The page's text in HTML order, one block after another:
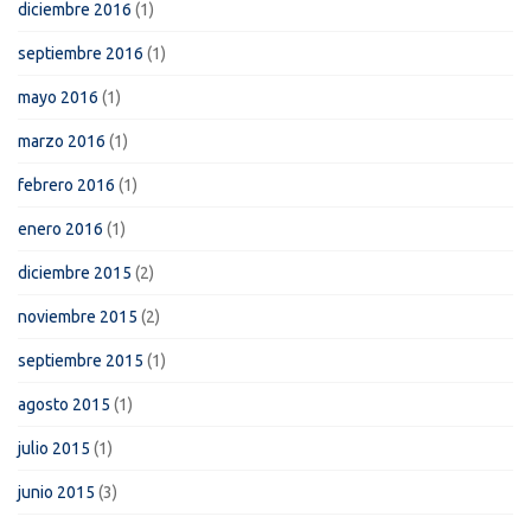
diciembre 2016 (1)
septiembre 2016 (1)
mayo 2016 (1)
marzo 2016 (1)
febrero 2016 (1)
enero 2016 (1)
diciembre 2015 (2)
noviembre 2015 (2)
septiembre 2015 (1)
agosto 2015 (1)
julio 2015 (1)
junio 2015 (3)